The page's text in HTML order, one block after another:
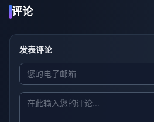
评论
发表评论